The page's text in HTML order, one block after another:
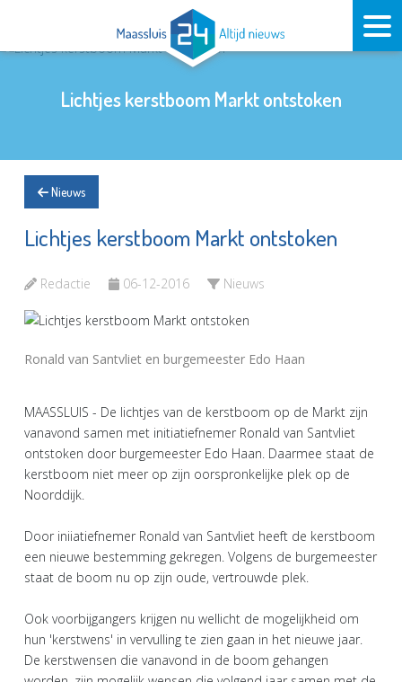
Lichtjes kerstboom Markt ontstoken
Nieuws
Lichtjes kerstboom Markt ontstoken
Redactie 06-12-2016 Nieuws
Ronald van Santvliet en burgemeester Edo Haan
MAASSLUIS - De lichtjes van de kerstboom op de Markt zijn
vanavond samen met initiatiefnemer Ronald van Santvliet
ontstoken door burgemeester Edo Haan. Daarmee staat de
kerstboom niet meer op zijn oorspronkelijke plek op de
Noorddijk.
Door iniiatiefnemer Ronald van Santvliet heeft de kerstboom
een nieuwe bestemming gekregen. Volgens de burgemeester
staat de boom nu op zijn oude, vertrouwde plek.
Ook voorbijgangers krijgen nu wellicht de mogelijkheid om
hun 'kerstwens' in vervulling te zien gaan in het nieuwe jaar.
De kerstwensen die vanavond in de boom gehangen